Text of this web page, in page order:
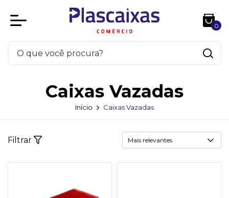
0
Caixas Vazadas
Início Caixas Vazadas
Filtrar